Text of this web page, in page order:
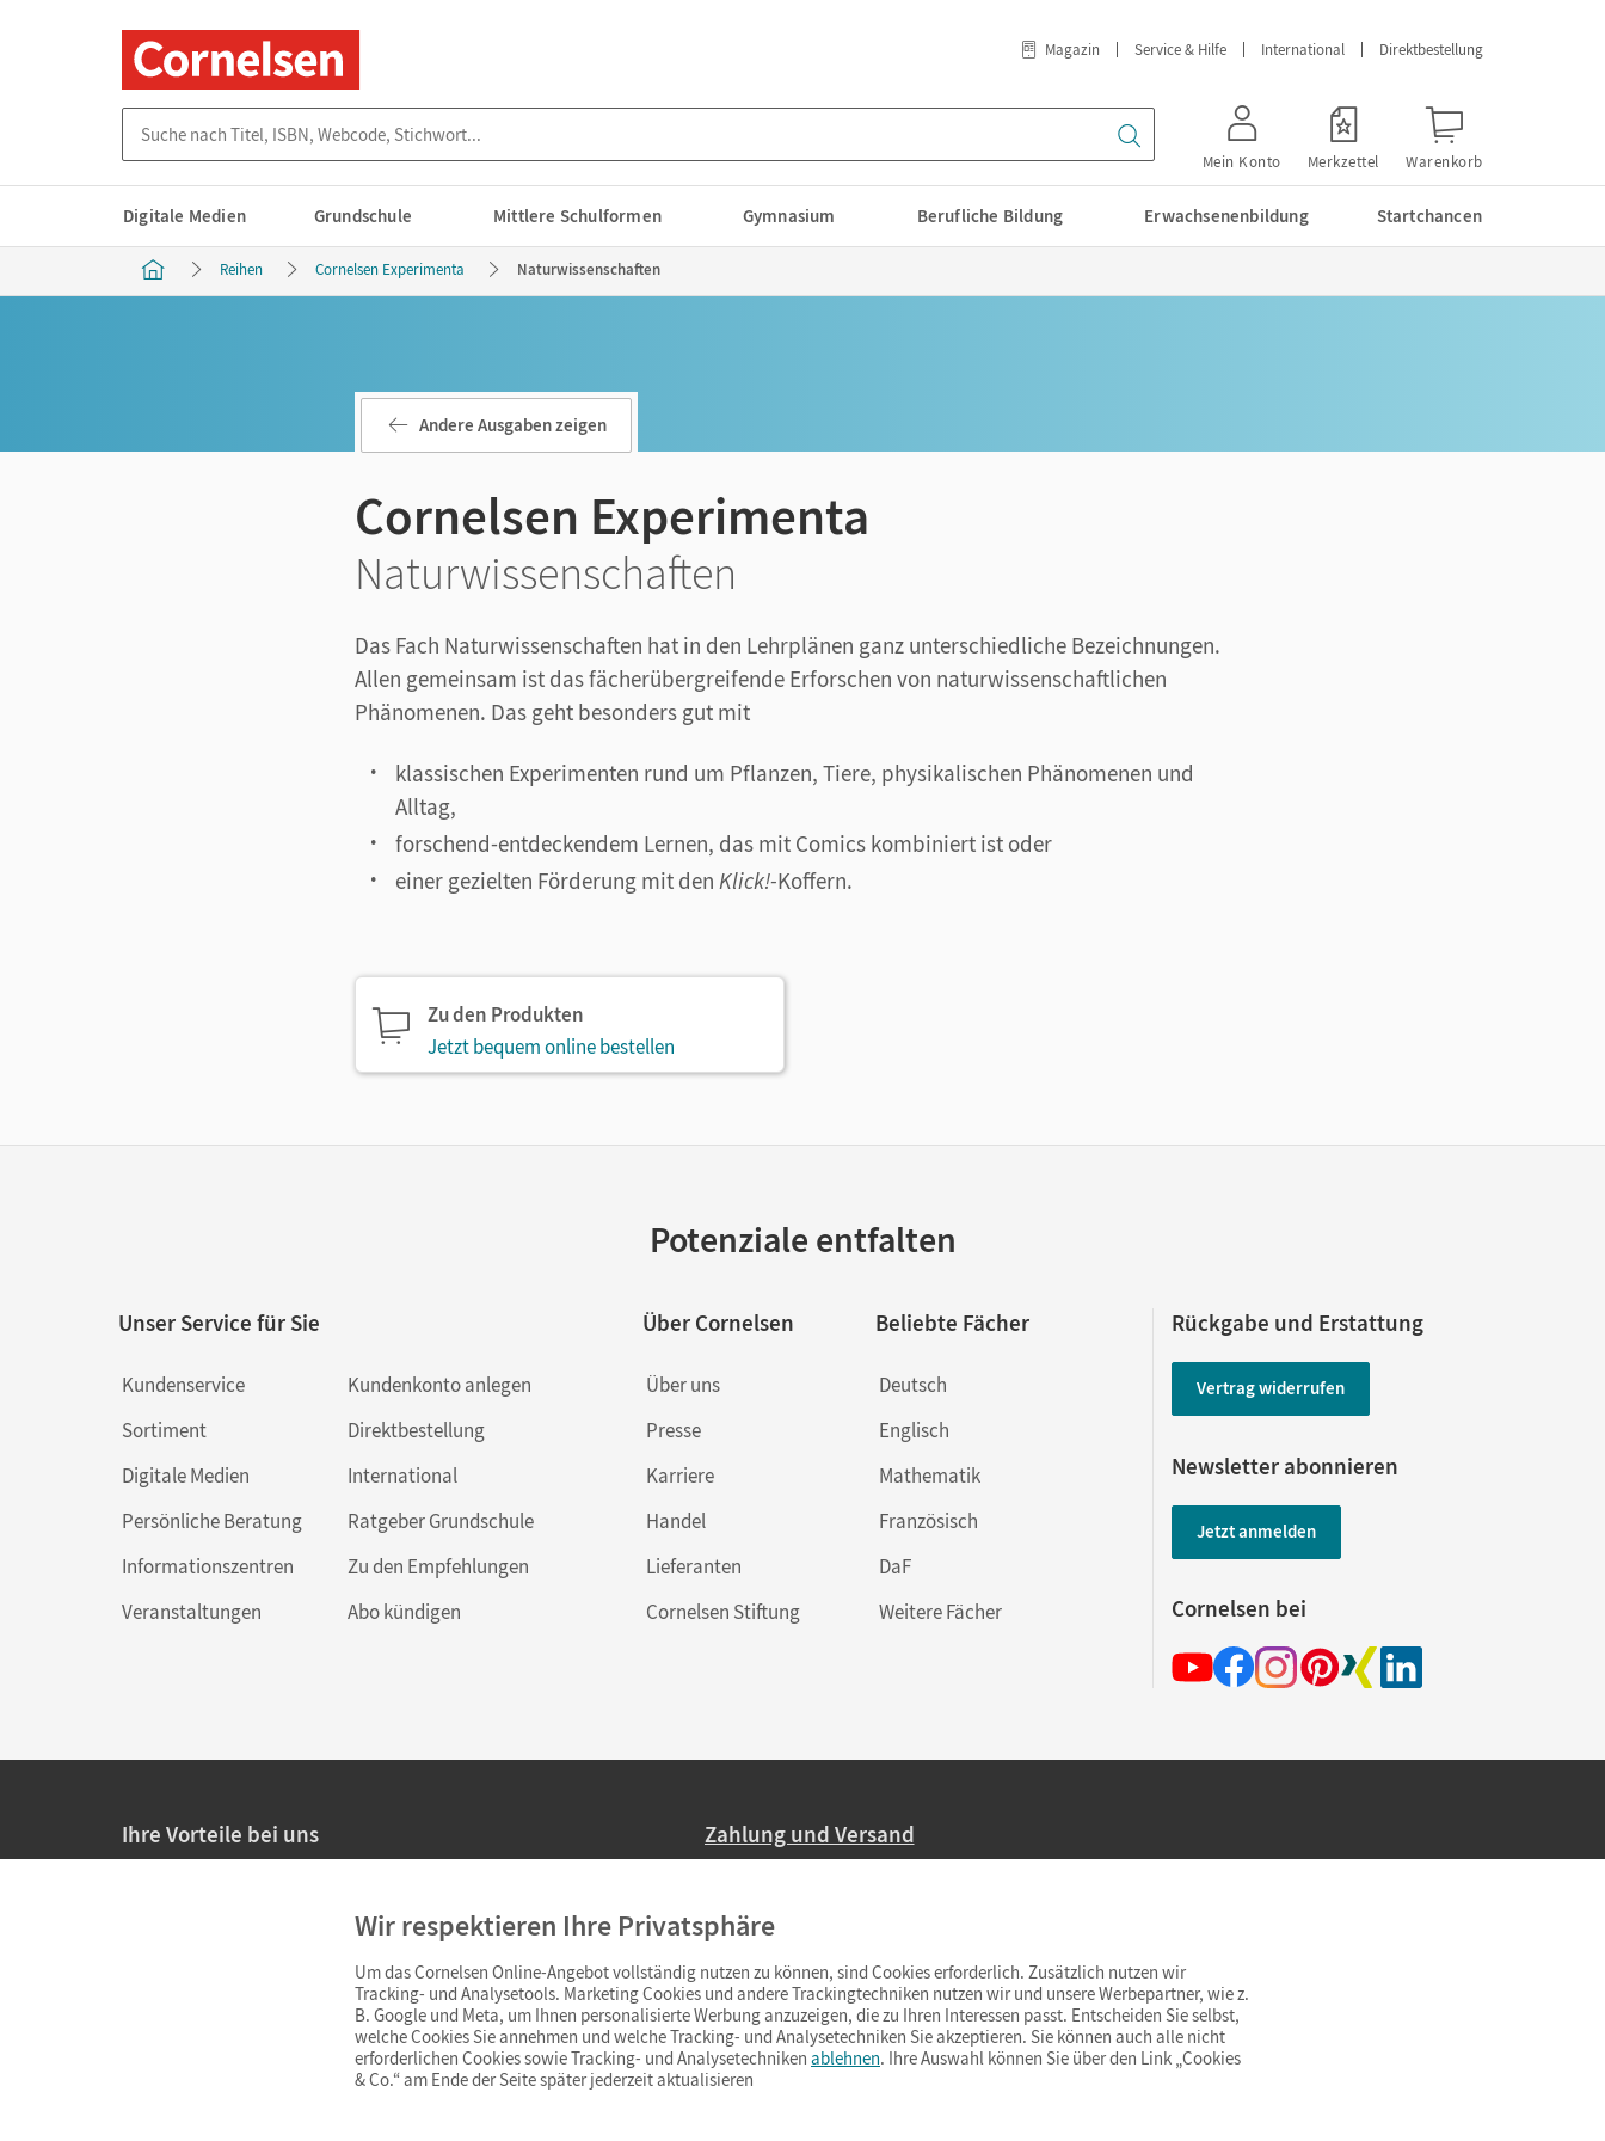
Magazin Service & Hilfe International Direktbestellung
Mein Konto Merkzettel Warenkorb
Digitale Medien Grundschule Mittlere Schulformen Gymnasium Berufliche Bildung Erwachsenenbildung Startchancen
Reihen Cornelsen Experimenta Naturwissenschaften
Andere Ausgaben zeigen
Cornelsen Experimenta
Naturwissenschaften
Das Fach Naturwissenschaften hat in den Lehrplänen ganz unterschiedliche Bezeichnungen.
Allen gemeinsam ist das fächerübergreifende Erforschen von naturwissenschaftlichen
Phänomenen. Das geht besonders gut mit
klassischen Experimenten rund um Pflanzen, Tiere, physikalischen Phänomenen und
Alltag,
forschend-entdeckendem Lernen, das mit Comics kombiniert ist oder
einer gezielten Förderung mit den Klick!-Koffern.
Zu den Produkten
Jetzt bequem online bestellen
Potenziale entfalten
Unser Service für Sie
Kundenservice
Sortiment
Digitale Medien
Persönliche Beratung
Informationszentren
Veranstaltungen
Kundenkonto anlegen
Direktbestellung
International
Ratgeber Grundschule
Zu den Empfehlungen
Abo kündigen
Über Cornelsen
Über uns
Presse
Karriere
Handel
Lieferanten
Cornelsen Stiftung
Beliebte Fächer
Deutsch
Englisch
Mathematik
Französisch
DaF
Weitere Fächer
Rückgabe und Erstattung
Vertrag widerrufen
Newsletter abonnieren
Jetzt anmelden
Cornelsen bei
Ihre Vorteile bei uns
Persönliche Angebote für Lehrkräfte
Sicheres Einkaufen mit SSL-Verschlüsselung
Widerrufsfristvon 4 Wochen
Schnelle und einfache Retourenabwicklung
Zahlung und Versand
Ab 59,– EUR Bestellwert liefern wir versandkostenfrei innerhalb Deutschlands
(Lieferung in 3–6 Tagen).
Wir respektieren Ihre Privatsphäre
Um das Cornelsen Online-Angebot vollständig nutzen zu können, sind Cookies erforderlich. Zusätzlich nutzen wir
Tracking- und Analysetools. Marketing Cookies und andere Trackingtechniken nutzen wir und unsere Werbepartner, wie z.
B. Google und Meta, um Ihnen personalisierte Werbung anzuzeigen, die zu Ihren Interessen passt. Entscheiden Sie selbst,
welche Cookies Sie annehmen und welche Tracking- und Analysetechniken Sie akzeptieren. Sie können auch alle nicht
erforderlichen Cookies sowie Tracking- und Analysetechniken ablehnen. Ihre Auswahl können Sie über den Link „Cookies
& Co.“ am Ende der Seite später jederzeit aktualisieren